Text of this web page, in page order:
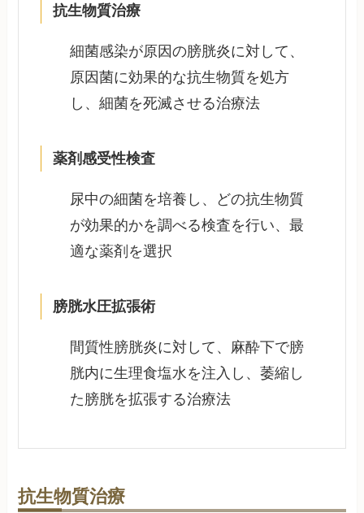
抗生物質治療
細菌感染が原因の膀胱炎に対して、
原因菌に効果的な抗生物質を処方
し、細菌を死滅させる治療法
薬剤感受性検査
尿中の細菌を培養し、どの抗生物質
が効果的かを調べる検査を行い、最
適な薬剤を選択
膀胱水圧拡張術
間質性膀胱炎に対して、麻酔下で膀
胱内に生理食塩水を注入し、萎縮し
た膀胱を拡張する治療法
抗生物質治療